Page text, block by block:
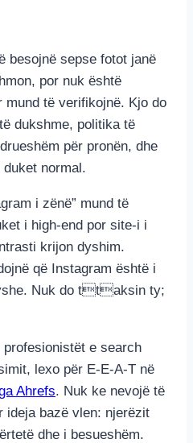
besojnë sepse fotot janë
por nuk është
mund të verifikojnë. Kjo do
dukshme, politika të
për pronën, dhe
normal.
i zënë” mund të
i high-end por site-i i
krijon dyshim.
që Instagram është i
Nuk do ttaksin ty;
e search
lexo për E-E-A-T në
Ahrefs. Nuk ke nevojë të
ideja bazë vlen: njerëzit
dhe i besueshëm.